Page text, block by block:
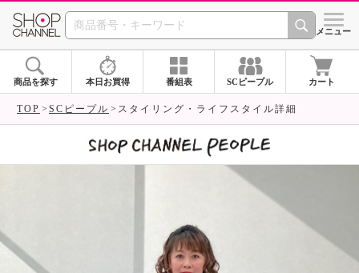
SHOP CHANNEL シメニュー
商品を探す 本日お買得 番組表 SCピープル カート
TOP SCピープル スタイリング・ライフスタイル詳細